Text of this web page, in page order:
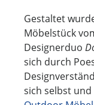
Gestaltet
Möbelstück
Designerduo
sich durch
sich selbst und